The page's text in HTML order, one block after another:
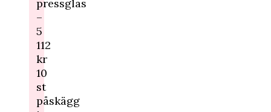
pressglas
–
5
112
kr
10
st
påskägg